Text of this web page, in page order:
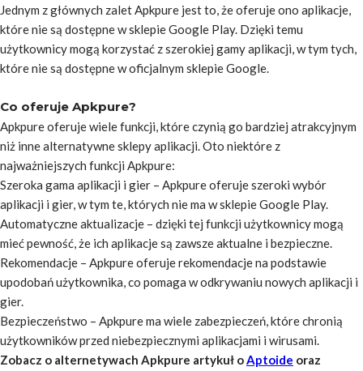
Jednym z głównych zalet Apkpure jest to, że oferuje ono aplikacje,
które nie są dostępne w sklepie Google Play. Dzięki temu
użytkownicy mogą korzystać z szerokiej gamy aplikacji, w tym tych,
które nie są dostępne w oficjalnym sklepie Google.
Co oferuje Apkpure?
Apkpure oferuje wiele funkcji, które czynią go bardziej atrakcyjnym
niż inne alternatywne sklepy aplikacji. Oto niektóre z
najważniejszych funkcji Apkpure:
Szeroka gama aplikacji i gier – Apkpure oferuje szeroki wybór
aplikacji i gier, w tym te, których nie ma w sklepie Google Play.
Automatyczne aktualizacje – dzięki tej funkcji użytkownicy mogą
mieć pewność, że ich aplikacje są zawsze aktualne i bezpieczne.
Rekomendacje – Apkpure oferuje rekomendacje na podstawie
upodobań użytkownika, co pomaga w odkrywaniu nowych aplikacji i
gier.
Bezpieczeństwo – Apkpure ma wiele zabezpieczeń, które chronią
użytkowników przed niebezpiecznymi aplikacjami i wirusami.
Zobacz o alternetywach Apkpure artykuł oAptoide oraz